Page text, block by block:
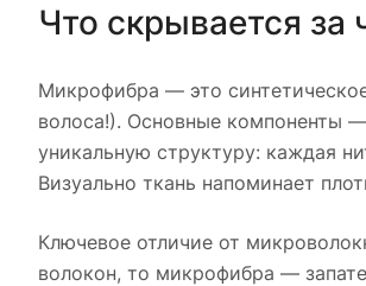
Что скрывается
Микрофибра — это
волоса!). Основные компоненты
уникальную структуру: каждая
Визуально ткань напоминает
Ключевое отличие от
волокон, то микрофибра —